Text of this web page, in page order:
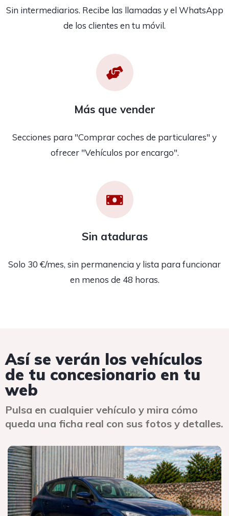
Sin intermediarios. Recibe las llamadas y el WhatsApp
de los clientes en tu móvil.
Más que vender
Secciones para "Comprar coches de particulares" y
ofrecer "Vehículos por encargo".
Sin ataduras
Solo 30 €/mes, sin permanencia y lista para funcionar
en menos de 48 horas.
Así se verán los vehículos
de tu concesionario en tu
web
Pulsa en cualquier vehículo y mira cómo
queda una ficha real con sus fotos y detalles.